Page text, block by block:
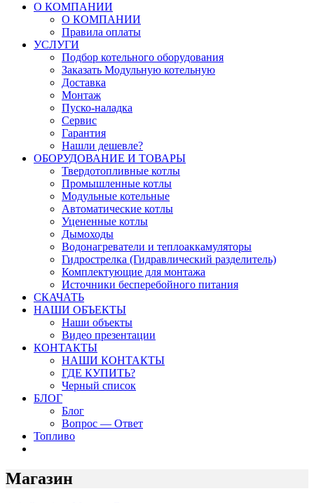
О КОМПАНИИ
О КОМПАНИИ
Правила оплаты
УСЛУГИ
Подбор котельного оборудования
Заказать Модульную котельную
Доставка
Монтаж
Пуско-наладка
Сервис
Гарантия
Нашли дешевле?
ОБОРУДОВАНИЕ И ТОВАРЫ
Твердотопливные котлы
Промышленные котлы
Модульные котельные
Автоматические котлы
Уцененные котлы
Дымоходы
Водонагреватели и теплоаккамуляторы
Гидрострелка (Гидравлический разделитель)
Комплектующие для монтажа
Источники бесперебойного питания
СКАЧАТЬ
НАШИ ОБЪЕКТЫ
Наши объекты
Видео презентации
КОНТАКТЫ
НАШИ КОНТАКТЫ
ГДЕ КУПИТЬ?
Черный список
БЛОГ
Блог
Вопрос — Ответ
Топливо
Магазин